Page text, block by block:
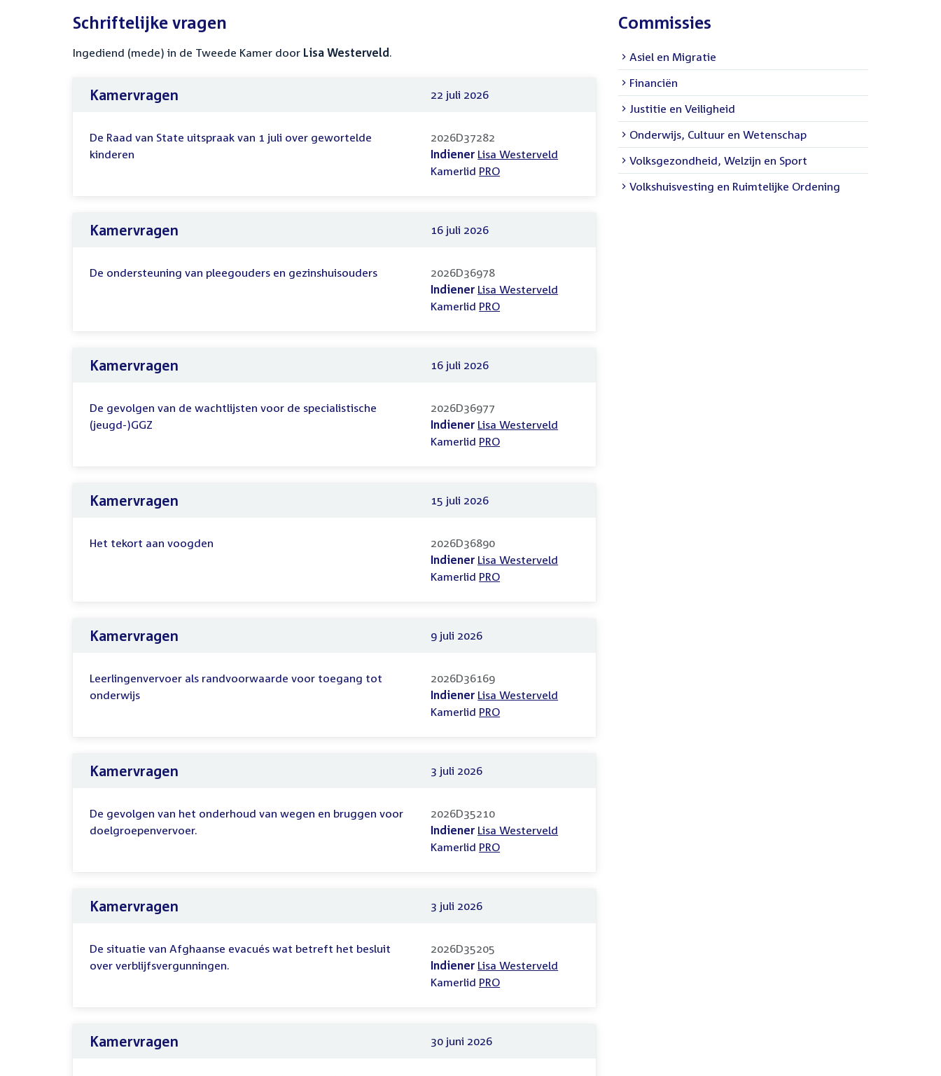
Schriftelijke vragen
Ingediend (mede) in de Tweede Kamer door Lisa Westerveld.
Kamervragen 22 juli 2026
De Raad van State uitspraak van 1 juli over gewortelde
kinderen
2026D37282
Indiener Lisa Westerveld
Kamerlid PRO
Kamervragen 16 juli 2026
De ondersteuning van pleegouders en gezinshuisouders
2026D36978
Indiener Lisa Westerveld
Kamerlid PRO
Kamervragen 16 juli 2026
De gevolgen van de wachtlijsten voor de specialistische
(jeugd-)GGZ
2026D36977
Indiener Lisa Westerveld
Kamerlid PRO
Kamervragen 15 juli 2026
Het tekort aan voogden
2026D36890
Indiener Lisa Westerveld
Kamerlid PRO
Kamervragen 9 juli 2026
Leerlingenvervoer als randvoorwaarde voor toegang tot
onderwijs
2026D36169
Indiener Lisa Westerveld
Kamerlid PRO
Kamervragen 3 juli 2026
De gevolgen van het onderhoud van wegen en bruggen voor
doelgroepenvervoer.
2026D35210
Indiener Lisa Westerveld
Kamerlid PRO
Kamervragen 3 juli 2026
De situatie van Afghaanse evacués wat betreft het besluit
over verblijfsvergunningen.
2026D35205
Indiener Lisa Westerveld
Kamerlid PRO
Kamervragen 30 juni 2026
Commissies
Asiel en Migratie
Financiën
Justitie en Veiligheid
Onderwijs, Cultuur en Wetenschap
Volksgezondheid, Welzijn en Sport
Volkshuisvesting en Ruimtelijke Ordening